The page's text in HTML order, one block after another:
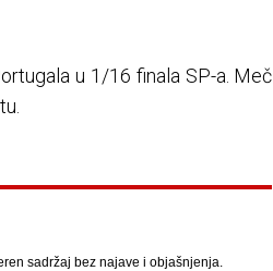
u 1/16 finala SP-a. Meč
sadržaj bez najave i objašnjenja.